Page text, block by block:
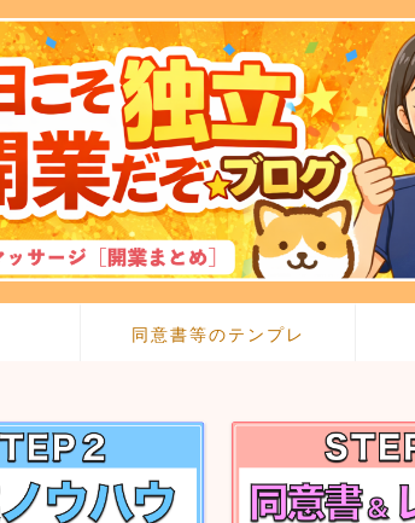
同意書等のテンプレ